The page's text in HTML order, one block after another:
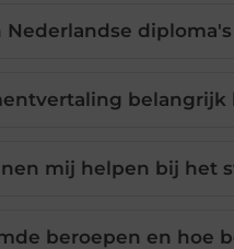
Nederlandse
mij helpen bij het
beroepen en hoe